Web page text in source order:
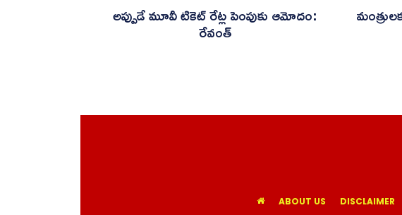
అప్పుడే మూవీ టికెట్ రేట్ల పెంపుకు ఆమోదం:
రేవంత్
ABOUT US DISCLAIMER